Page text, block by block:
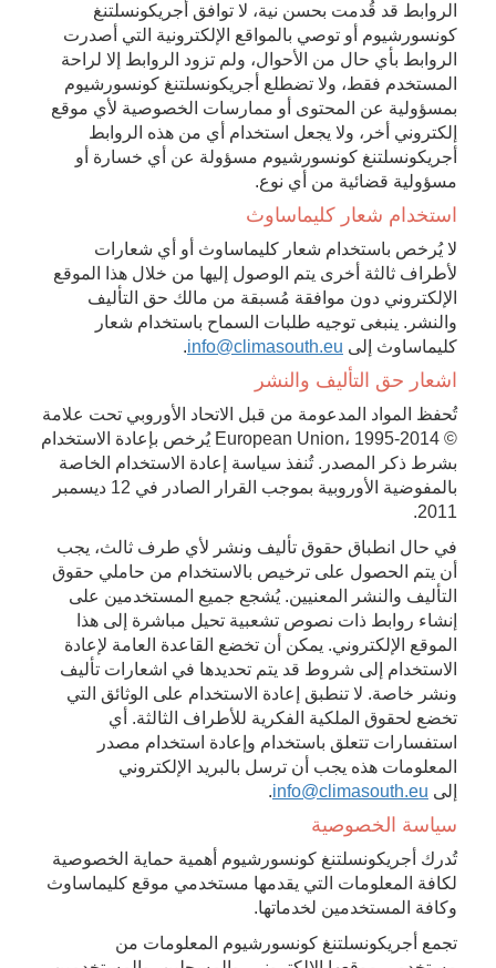
الروابط قد قُدمت بحسن نية، لا توافق أجريكونسلتنغ
كونسورشيوم أو توصي بالمواقع الإلكترونية التي أصدرت
الروابط بأي حال من الأحوال، ولم تزود الروابط إلا لراحة
المستخدم فقط، ولا تضطلع أجريكونسلتنغ كونسورشيوم
بمسؤولية عن المحتوى أو ممارسات الخصوصية لأي موقع
إلكتروني أخر، ولا يجعل استخدام أي من هذه الروابط
أجريكونسلتنغ كونسورشيوم مسؤولة عن أي خسارة أو
مسؤولية قضائية من أي نوع.
استخدام شعار كليماساوث
لا يُرخص باستخدام شعار كليماساوث أو أي شعارات
لأطراف ثالثة أخرى يتم الوصول إليها من خلال هذا الموقع
الإلكتروني دون موافقة مُسبقة من مالك حق التأليف
والنشر. ينبغى توجيه طلبات السماح باستخدام شعار
كليماساوث إلىinfo@climasouth.eu
.
اشعار حق التأليف والنشر
تُحفظ المواد المدعومة من قبل الاتحاد الأوروبي تحت علامة
© European Union، 1995-2014 يُرخص بإعادة الاستخدام
بشرط ذكر المصدر. تُنفذ سياسة إعادة الاستخدام الخاصة
بالمفوضية الأوروبية بموجب القرار الصادر في 12 ديسمبر
2011.
في حال انطباق حقوق تأليف ونشر لأي طرف ثالث، يجب
أن يتم الحصول على ترخيص بالاستخدام من حاملي حقوق
التأليف والنشر المعنيين. يُشجع جميع المستخدمين على
إنشاء روابط ذات نصوص تشعبية تحيل مباشرة إلى هذا
الموقع الإلكتروني. يمكن أن تخضع القاعدة العامة لإعادة
الاستخدام إلى شروط قد يتم تحديدها في اشعارات تأليف
ونشر خاصة. لا تنطبق إعادة الاستخدام على الوثائق التي
تخضع لحقوق الملكية الفكرية للأطراف الثالثة. أي
استفسارات تتعلق باستخدام وإعادة استخدام مصدر
المعلومات هذه يجب أن ترسل بالبريد الإلكتروني
إلىinfo@climasouth.eu
.
سياسة الخصوصية
تُدرك أجريكونسلتنغ كونسورشيوم أهمية حماية الخصوصية
لكافة المعلومات التي يقدمها مستخدمي موقع كليماساوث
وكافة المستخدمين لخدماتها.
تجمع أجريكونسلتنغ كونسورشيوم المعلومات من